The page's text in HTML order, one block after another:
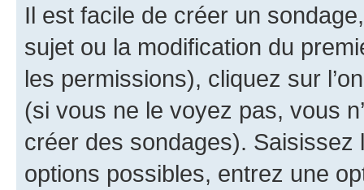
Il est facile de créer un
sujet ou la modification du
les permissions), cliquez sur
(si vous ne le voyez pas, vous
créer des sondages).
options possibles, entrez une